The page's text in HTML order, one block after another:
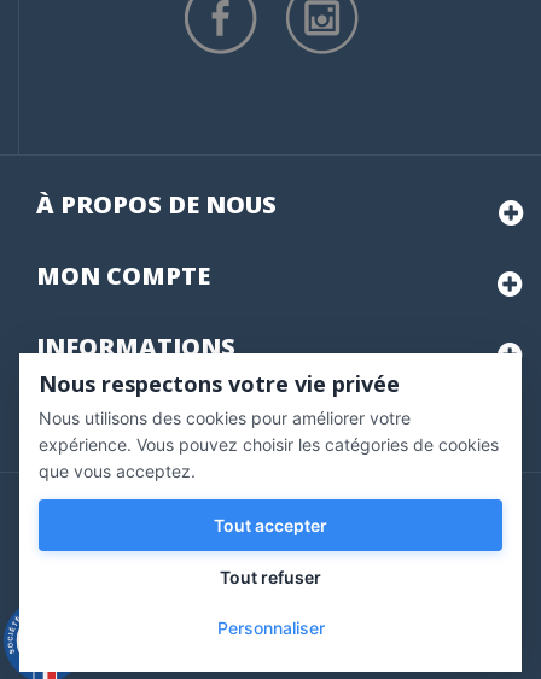
(2
À PROPOS DE NOUS
MON COMPTE
INFORMATIONS
Marchand approuvé par la Société des Avis Garantis,
pour vérifier .
Copyright © 2020 Vernazobres Grego - tous droits
réservés.
Nous respectons votre vie privée
Nous utilisons des cookies pour améliorer votre
expérience. Vous pouvez choisir les catégories de cookies
que vous acceptez.
Tout accepter
Tout refuser
Personnaliser